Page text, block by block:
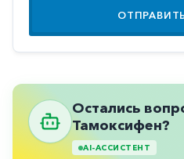
Противоподагрические
Противорвотные
Прочее
Пульмонология
Сердечные
Остались
Тамоксифен?
AI-АССИСТЕНТ